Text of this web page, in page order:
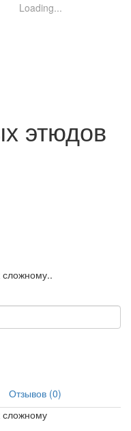
Loading...
этюдов
сложному..
Отзывов (0)
сложному